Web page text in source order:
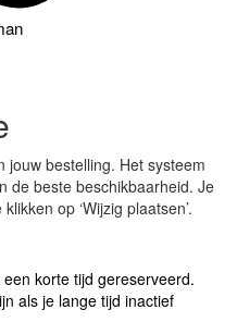
jouw bestelling. Het systeem
de beste beschikbaarheid. Je
op ‘Wijzig plaatsen’.
korte tijd gereserveerd.
als je lange tijd inactief